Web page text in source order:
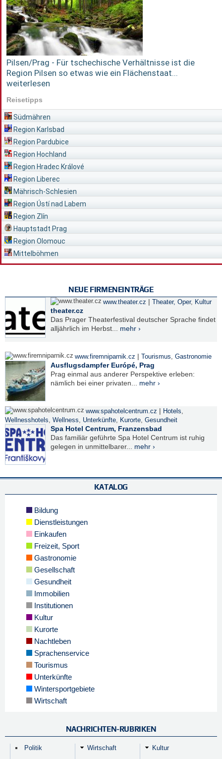
Pilsen/Prag - Für tschechische Verhältnisse ist die
Region Pilsen so etwas wie ein Flächenstaat...
weiterlesen
Reisetipps
Südmähren
Region Karlsbad
Region Pardubice
Region Hochland
Region Hradec Králové
Region Liberec
Mährisch-Schlesien
Region Ústí nad Labem
Region Zlín
Hauptstadt Prag
Region Olomouc
Mittelböhmen
NEUE FIRMENEINTRÄGE
www.theater.cz | Theater, Oper, Kultur
theater.cz
Das Prager Theaterfestival deutscher Sprache findet
alljährlich im Herbst... mehr ›
www.firemniparnik.cz | Tourismus, Gastronomie
Ausflugsdampfer Európé, Prag
Prag einmal aus anderer Perspektive erleben:
nämlich bei einer privaten... mehr ›
www.spahotelcentrum.cz | Hotels,
Wellnesshotels, Wellness, Unterkünfte, Kurorte, Gesundheit
Spa Hotel Centrum, Franzensbad
Das familiär geführte Spa Hotel Centrum ist ruhig
gelegen in unmittelbarer... mehr ›
KATALOG
Bildung
Dienstleistungen
Einkaufen
Freizeit, Sport
Gastronomie
Gesellschaft
Gesundheit
Immobilien
Institutionen
Kultur
Kurorte
Nachtleben
Sprachenservice
Tourismus
Unterkünfte
Wintersportgebiete
Wirtschaft
NACHRICHTEN-RUBRIKEN
Politik Wirtschaft Kultur